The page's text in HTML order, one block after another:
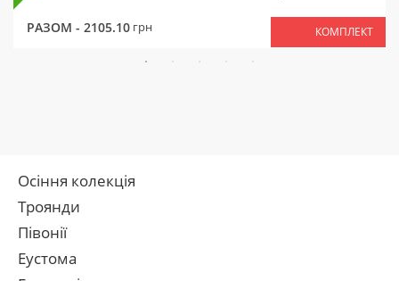
РАЗОМ - 2105.10 грн КОМПЛЕКТ
Осіння колекція
Троянди
Півонії
Еустома